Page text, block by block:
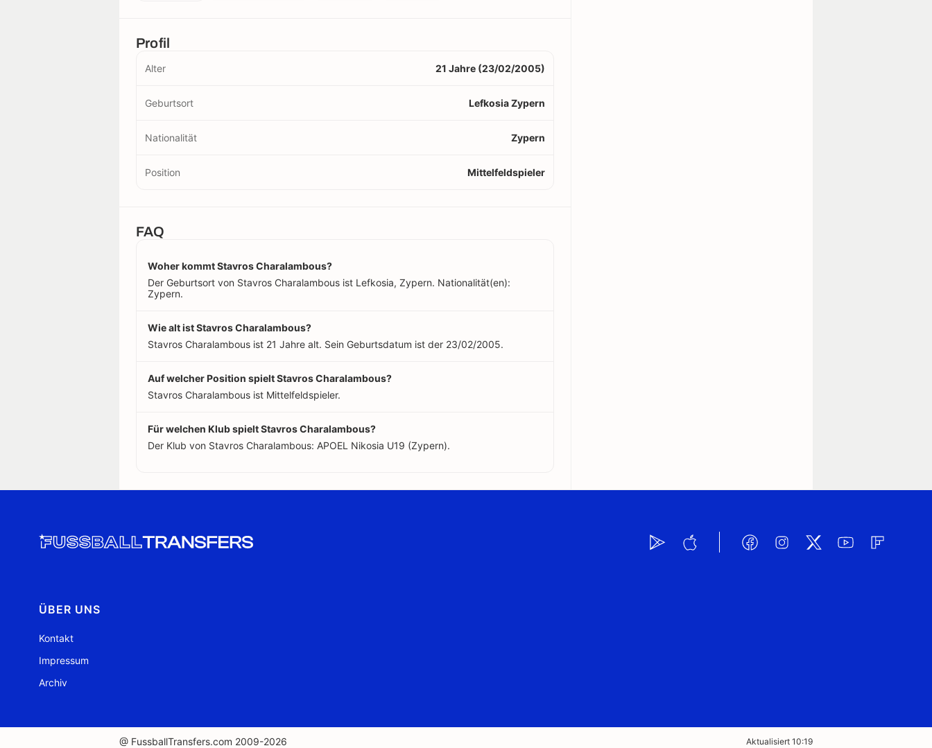
Profil
Alter 21 Jahre (23/02/2005)
Geburtsort Lefkosia Zypern
Nationalität Zypern
Position Mittelfeldspieler
FAQ
Woher kommt Stavros Charalambous?
Der Geburtsort von Stavros Charalambous ist Lefkosia, Zypern. Nationalität(en):
Zypern.
Wie alt ist Stavros Charalambous?
Stavros Charalambous ist 21 Jahre alt. Sein Geburtsdatum ist der 23/02/2005.
Auf welcher Position spielt Stavros Charalambous?
Stavros Charalambous ist Mittelfeldspieler.
Für welchen Klub spielt Stavros Charalambous?
Der Klub von Stavros Charalambous: APOEL Nikosia U19 (Zypern).
ÜBER UNS
Kontakt
Impressum
Archiv
@ FussballTransfers.com 2009-2026 Aktualisiert 10:19